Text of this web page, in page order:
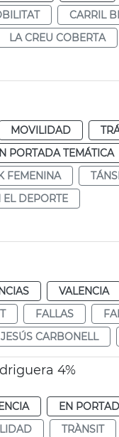
CARRIL
LA CREU COBERTA
MOVILIDAD
PORTADA TEMÁTICA
FEMENINA
DEPORTE
VALENCIA
FALLAS
JESÚS CARBONELL
4%
EN
TRÀNSIT